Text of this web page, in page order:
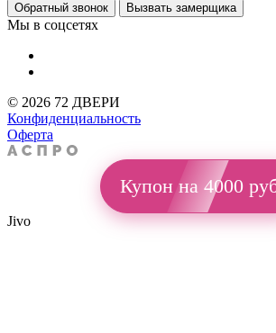
Обратный звонок Вызвать замерщика
Мы в соцсетях
© 2026 72 ДВЕРИ
Конфиденциальность
Оферта
Купон на 4000
Jivo